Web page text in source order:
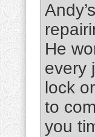
He
every
lock
to
you